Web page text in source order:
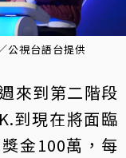
公視台語台提供
來到第二階段
到現在將面臨
金100萬，每